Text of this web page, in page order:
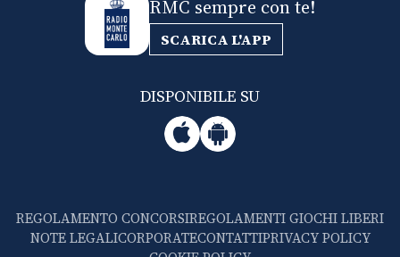
RMC sempre con te!
SCARICA L'APP
DISPONIBILE SU
REGOLAMENTO CONCORSIREGOLAMENTI GIOCHI LIBERI
NOTE LEGALICORPORATECONTATTIPRIVACY POLICY